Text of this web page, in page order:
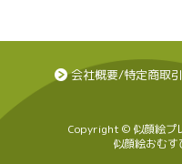
会社概要/特定商取引
Copyright © 似顔絵プ
似顔絵おむ